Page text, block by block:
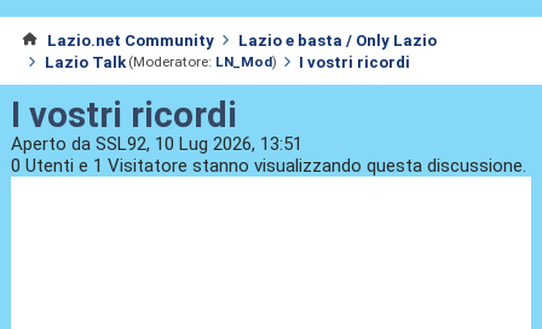
Lazio.net Community
Lazio e basta / Only Lazio
Lazio Talk (Moderatore: LN_Mod) I vostri ricordi
I vostri ricordi
Aperto da SSL92, 10 Lug 2026, 13:51
0 Utenti e 1 Visitatore stanno visualizzando questa discussione.